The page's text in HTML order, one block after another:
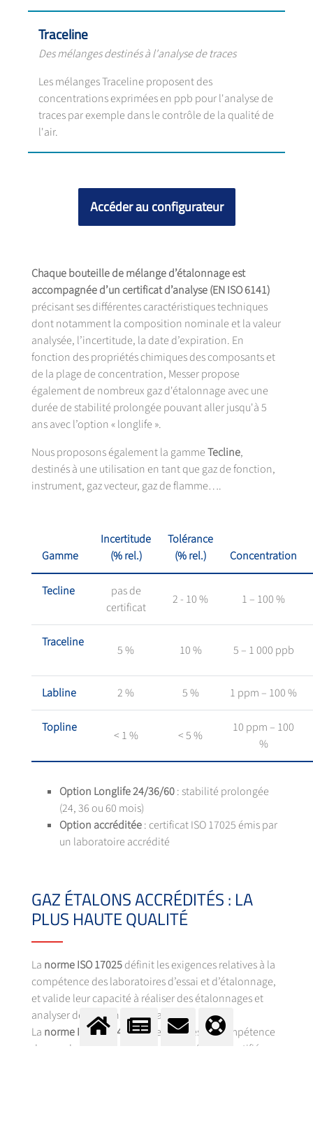
Traceline
Des mélanges destinés à l'analyse de traces
Les mélanges Traceline proposent des
concentrations exprimées en ppb pour l'analyse de
traces par exemple dans le contrôle de la qualité de
l'air.
Accéder au configurateur
Chaque bouteille de mélange d’étalonnage est
accompagnée d’un certificat d’analyse (EN ISO 6141)
précisant ses différentes caractéristiques techniques
dont notamment la composition nominale et la valeur
analysée, l’incertitude, la date d’expiration. En
fonction des propriétés chimiques des composants et
de la plage de concentration, Messer propose
également de nombreux gaz d'étalonnage avec une
durée de stabilité prolongée pouvant aller jusqu'à 5
ans avec l’option « longlife ».
Nous proposons également la gammeTecline,
destinés à une utilisation en tant que gaz de fonction,
instrument, gaz vecteur, gaz de flamme….
Gamme
Incertitude
(% rel.)
Tolérance
(% rel.)
Concentration
Tecline
pas de
certificat
2 - 10 % 1 – 100 %
Traceline
5 % 10 % 5 – 1 000 ppb
Labline 2 % 5 % 1 ppm – 100 %
Topline
< 1 % < 5 %
10 ppm – 100
%
Option Longlife 24/36/60: stabilité prolongée
(24, 36 ou 60 mois)
Option accréditée: certificat ISO 17025 émis par
un laboratoire accrédité
GAZ ÉTALONS ACCRÉDITÉS : LA
PLUS HAUTE QUALITÉ
La norme ISO 17025définit les exigences relatives à la
compétence des laboratoires d’essai et d’étalonnage,
et valide leur capacité à réaliser des étalonnages et
analyser des mélanges de gaz.
La norme ISO 17034 décrit les critères de compétence
des producteurs de matériaux de référence certifiés